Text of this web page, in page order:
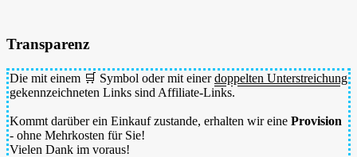
Transparenz
Die mit einem 🛒 Symbol oder mit einerdoppelten Unterstreichung
gekennzeichneten Links sind Affiliate-Links.
Kommt darüber ein Einkauf zustande, erhalten wir eine Provision
- ohne Mehrkosten für Sie!
Vielen Dank im voraus!